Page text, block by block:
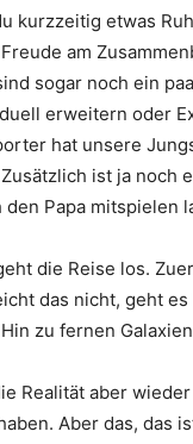
kurzzeitig etwas
am
sogar noch ein
erweitern oder
hat unsere
ist ja noch
den Papa mitspielen
die Reise los.
das nicht, geht
zu fernen
Realität aber
Aber das, das